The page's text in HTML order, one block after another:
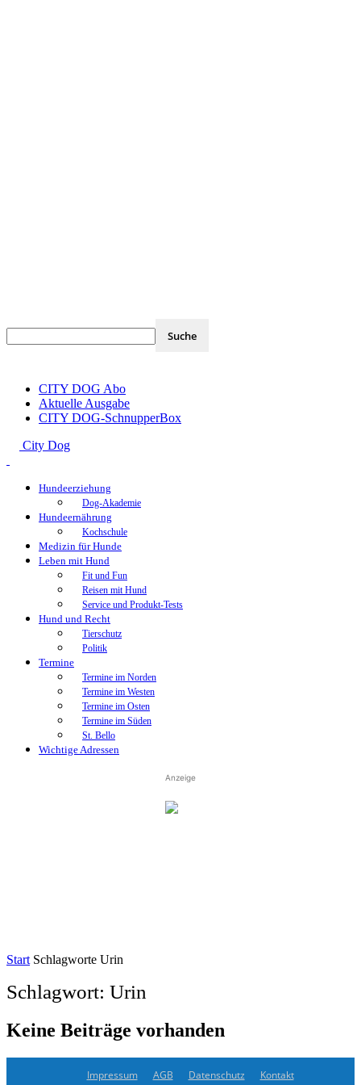
CITY DOG Abo
Aktuelle Ausgabe
CITY DOG-SchnupperBox
City Dog
Hundeerziehung
Dog-Akademie
Hundeernährung
Kochschule
Medizin für Hunde
Leben mit Hund
Fit und Fun
Reisen mit Hund
Service und Produkt-Tests
Hund und Recht
Tierschutz
Politik
Termine
Termine im Norden
Termine im Westen
Termine im Osten
Termine im Süden
St. Bello
Wichtige Adressen
Anzeige
Start Schlagworte Urin
Schlagwort: Urin
Keine Beiträge vorhanden
Impressum AGB Datenschutz
Kontakt